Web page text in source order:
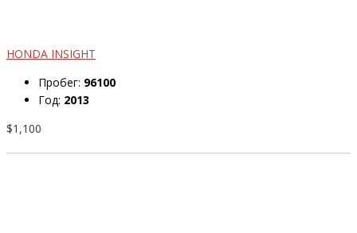
HONDA INSIGHT
Пробег: 96100
Год: 2013
$1,100